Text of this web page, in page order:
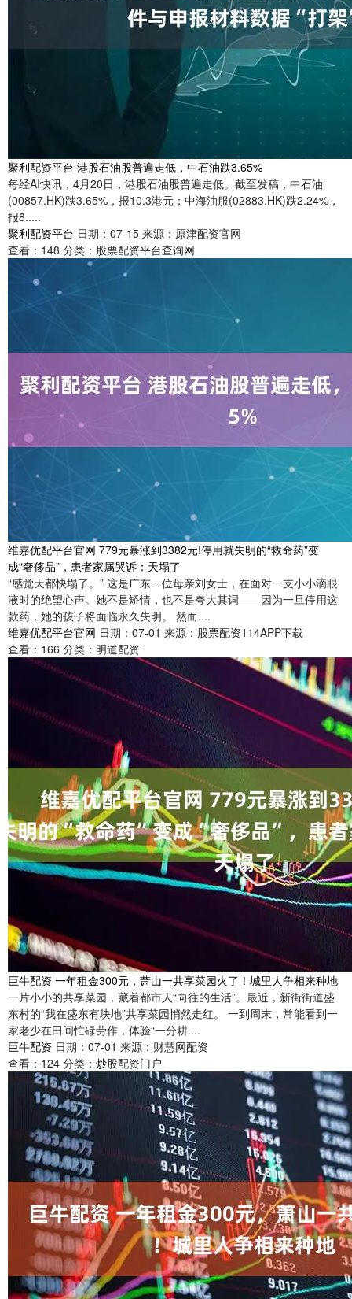
聚利配资平台 港股石油股普遍走低，中石油跌3.65%
每经AI快讯，4月20日，港股石油股普遍走低。截至发稿，中石油
(00857.HK)跌3.65%，报10.3港元；中海油服(02883.HK)跌2.24%，
报8.....
聚利配资平台 日期：07-15 来源：原津配资官网
查看： 148 分类： 股票配资平台查询网
维嘉优配平台官网 779元暴涨到3382元!停用就失明的“救命药”变
成“奢侈品”，患者家属哭诉：天塌了
“感觉天都快塌了。” 这是广东一位母亲刘女士，在面对一支小小滴眼
液时的绝望心声。她不是矫情，也不是夸大其词——因为一旦停用这
款药，她的孩子将面临永久失明。 然而....
维嘉优配平台官网 日期：07-01 来源：股票配资114APP下载
查看： 166 分类： 明道配资
巨牛配资 一年租金300元，萧山一共享菜园火了！城里人争相来种地
一片小小的共享菜园，藏着都市人“向往的生活”。最近，新街街道盛
东村的“我在盛东有块地”共享菜园悄然走红。 一到周末，常能看到一
家老少在田间忙碌劳作，体验“一分耕....
巨牛配资 日期：07-01 来源：财慧网配资
查看： 124 分类： 炒股配资门户